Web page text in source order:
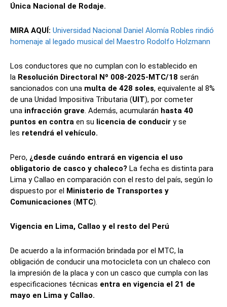
Única Nacional de Rodaje.
MIRA AQUÍ: Universidad Nacional Daniel Alomía Robles rindió
homenaje al legado musical del Maestro Rodolfo Holzmann
Los conductores que no cumplan con lo establecido en
la Resolución Directoral Nº 008-2025-MTC/18 serán
sancionados con una multa de 428 soles, equivalente al 8%
de una Unidad Impositiva Tributaria (UIT), por cometer
una infracción grave . Además, acumularán hasta 40
puntos en contra en su licencia de conducir y se
les retendrá el vehículo.
Pero, ¿desde cuándo entrará en vigencia el uso
obligatorio de casco y chaleco? La fecha es distinta para
Lima y Callao en comparación con el resto del país, según lo
dispuesto por el Ministerio de Transportes y
Comunicaciones (MTC).
Vigencia en Lima, Callao y el resto del Perú
De acuerdo a la información brindada por el MTC, la
obligación de conducir una motocicleta con un chaleco con
la impresión de la placa y con un casco que cumpla con las
especificaciones técnicas entra en vigencia el 21 de
mayo en Lima y Callao.